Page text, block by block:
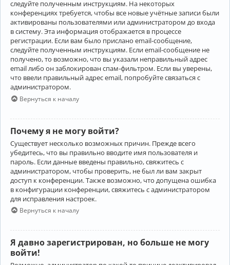
следуйте полученным инструкциям. На некоторых
конференциях требуется, чтобы все новые учётные записи были
активированы пользователями или администратором до входа
в систему. Эта информация отображается в процессе
регистрации. Если вам было прислано email-сообщение,
следуйте полученным инструкциям. Если email-сообщение не
получено, то возможно, что вы указали неправильный адрес
email либо он заблокирован спам-фильтром. Если вы уверены,
что ввели правильный адрес email, попробуйте связаться с
администратором.
Вернуться к началу
Почему я не могу войти?
Существует несколько возможных причин. Прежде всего
убедитесь, что вы правильно вводите имя пользователя и
пароль. Если данные введены правильно, свяжитесь с
администратором, чтобы проверить, не был ли вам закрыт
доступ к конференции. Также возможно, что допущена ошибка
в конфигурации конференции, свяжитесь с администратором
для исправления настроек.
Вернуться к началу
Я давно зарегистрирован, но больше не могу
войти!